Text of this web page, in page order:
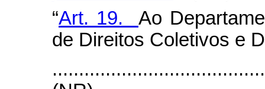
“Art. 19. Ao
de Direitos Coletivos e